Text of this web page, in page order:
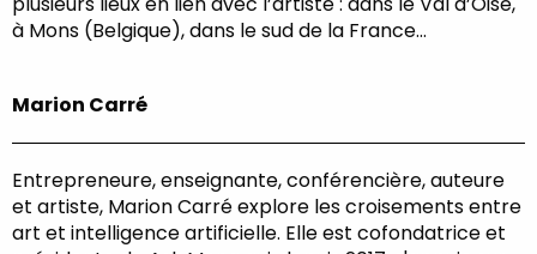
à Mons (Belgique), dans le sud de la France…
Marion Carré
Entrepreneure, enseignante, conférencière, auteure
et artiste, Marion Carré explore les croisements entre
art et intelligence artificielle. Elle est cofondatrice et